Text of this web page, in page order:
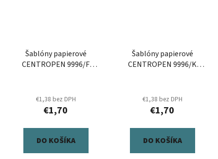
Šablóny papierové
CENTROPEN 9996/F
€1,38 bez DPH
€1,70
DO KOŠÍKA
Šablóny papierové
CENTROPEN 9996/K
€1,38 bez DPH
€1,70
DO KOŠÍKA